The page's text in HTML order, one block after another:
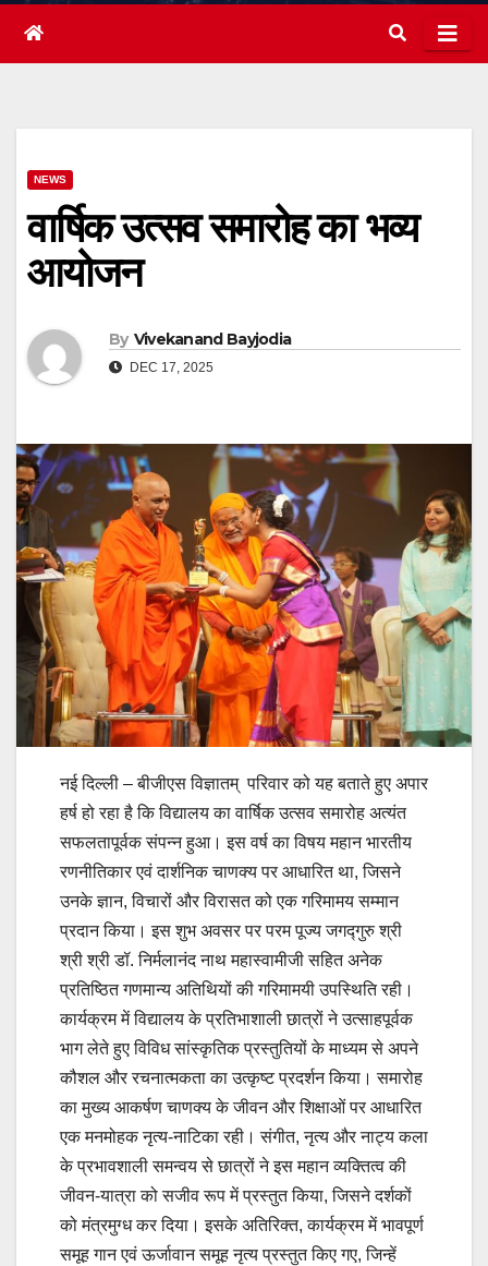
NEWS
वार्षिक उत्सव समारोह का भव्य
आयोजन
By Vivekanand Bayjodia
DEC 17, 2025
नई दिल्ली – बीजीएस विज्ञातम् परिवार को यह बताते हुए अपार
हर्ष हो रहा है कि विद्यालय का वार्षिक उत्सव समारोह अत्यंत
सफलतापूर्वक संपन्न हुआ। इस वर्ष का विषय महान भारतीय
रणनीतिकार एवं दार्शनिक चाणक्य पर आधारित था, जिसने
उनके ज्ञान, विचारों और विरासत को एक गरिमामय सम्मान
प्रदान किया। इस शुभ अवसर पर परम पूज्य जगद्गुरु श्री
श्री श्री डॉ. निर्मलानंद नाथ महास्वामीजी सहित अनेक
प्रतिष्ठित गणमान्य अतिथियों की गरिमामयी उपस्थिति रही।
कार्यक्रम में विद्यालय के प्रतिभाशाली छात्रों ने उत्साहपूर्वक
भाग लेते हुए विविध सांस्कृतिक प्रस्तुतियों के माध्यम से अपने
कौशल और रचनात्मकता का उत्कृष्ट प्रदर्शन किया। समारोह
का मुख्य आकर्षण चाणक्य के जीवन और शिक्षाओं पर आधारित
एक मनमोहक नृत्य-नाटिका रही। संगीत, नृत्य और नाट्य कला
के प्रभावशाली समन्वय से छात्रों ने इस महान व्यक्तित्व की
जीवन-यात्रा को सजीव रूप में प्रस्तुत किया, जिसने दर्शकों
को मंत्रमुग्ध कर दिया। इसके अतिरिक्त, कार्यक्रम में भावपूर्ण
समूह गान एवं ऊर्जावान समूह नृत्य प्रस्तुत किए गए, जिन्हें